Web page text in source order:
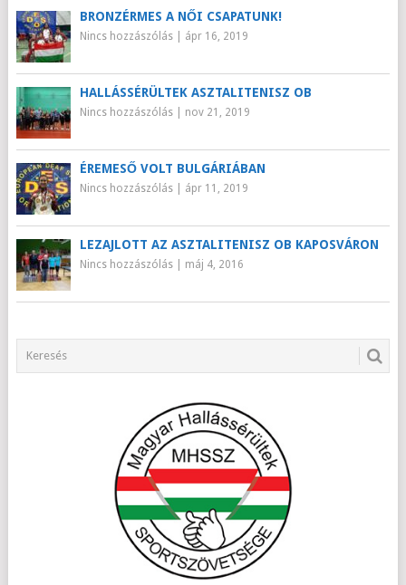
BRONZÉRMES A NŐI CSAPATUNK!
Nincs hozzászólás| ápr 16, 2019
HALLÁSSÉRÜLTEK ASZTALITENISZ OB
Nincs hozzászólás| nov 21, 2019
ÉREMESŐ VOLT BULGÁRIÁBAN
Nincs hozzászólás| ápr 11, 2019
LEZAJLOTT AZ ASZTALITENISZ OB KAPOSVÁRON
Nincs hozzászólás| máj 4, 2016